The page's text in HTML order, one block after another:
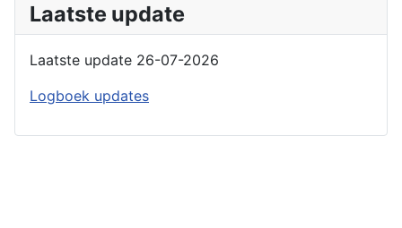
Laatste update
Laatste update 26-07-2026
Logboek updates